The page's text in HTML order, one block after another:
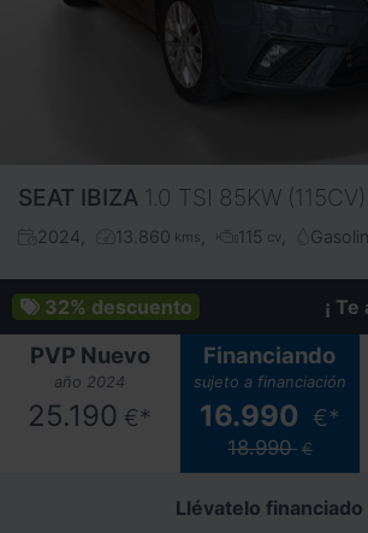
SEAT IBIZA 1.0 TSI 85KW
2024 13.860 kms 115 cv
32% descuento ¡
PVP Nuevo
año 2024
25.190 €*
Financiando
sujeto a financiación
16.990 €*
18.990 €
Llévatelo financiado